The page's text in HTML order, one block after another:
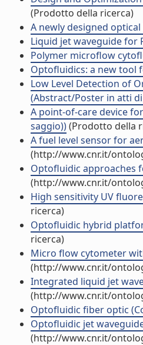
(Prodotto della ricerca)
A newly designed
Liquid jet waveguide for
Polymer microflow
Optofluidics: a new tool
Low Level Detection of
(Abstract/Poster in atti
A point-of-care device
saggio))(Prodotto della
A fuel level sensor for
(http://www.cnr.it/
Optofluidic approaches
(http://www.cnr.it/
High sensitivity UV
ricerca)
Optofluidic hybrid
ricerca)
Micro flow cytometer
(http://www.cnr.it/
Integrated liquid jet
(http://www.cnr.it/
Optofluidic fiber optic
Optofluidic jet
(http://www.cnr.it/